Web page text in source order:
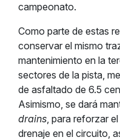
campeonato.
Como parte de estas
conservar el mismo
mantenimiento en la
sectores de la pista,
de asfaltado de 6.5
Asimismo, se dará
drains, para reforzar
drenaje en el circuito,